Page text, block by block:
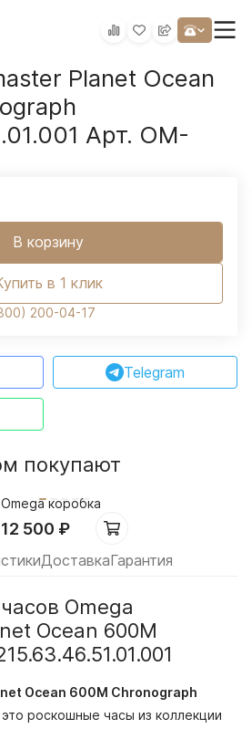
Planet Ocean
Арт. OM-
В корзину
в 1 клик
200-04-17
Telegram
покупают
Omega коробка
12 500 ₽
ДоставкаГарантия
Omega
Ocean 600M
Ocean 600M Chronograph
роскошные часы из коллекции